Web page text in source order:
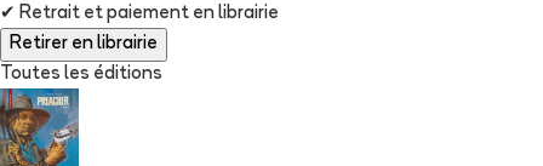
✔ Retrait et paiement en librairie
Retirer en librairie
Toutes les éditions